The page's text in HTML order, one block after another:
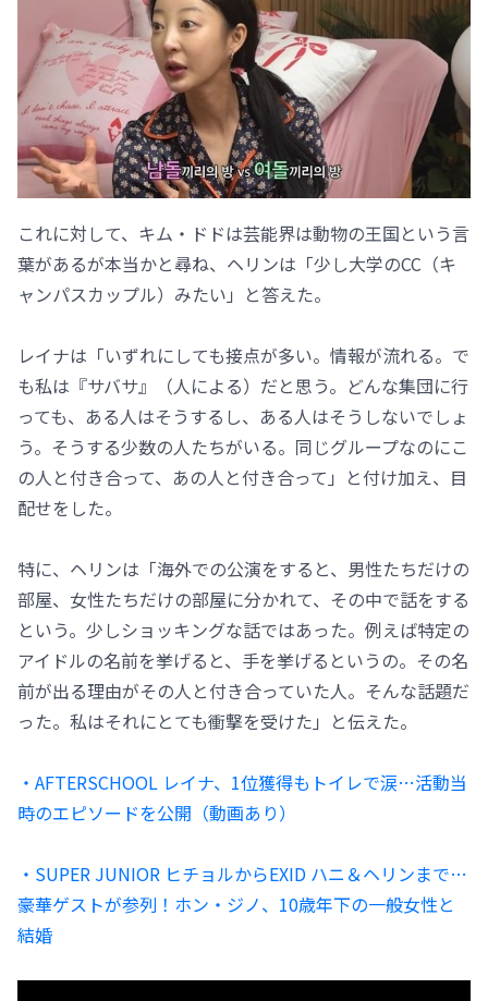
これに対して、キム・ドドは芸能界は動物の王国という言
葉があるが本当かと尋ね、ヘリンは「少し大学のCC（キ
ャンパスカップル）みたい」と答えた。
レイナは「いずれにしても接点が多い。情報が流れる。で
も私は『サバサ』（人による）だと思う。どんな集団に行
っても、ある人はそうするし、ある人はそうしないでしょ
う。そうする少数の人たちがいる。同じグループなのにこ
の人と付き合って、あの人と付き合って」と付け加え、目
配せをした。
特に、ヘリンは「海外での公演をすると、男性たちだけの
部屋、女性たちだけの部屋に分かれて、その中で話をする
という。少しショッキングな話ではあった。例えば特定の
アイドルの名前を挙げると、手を挙げるというの。その名
前が出る理由がその人と付き合っていた人。そんな話題だ
った。私はそれにとても衝撃を受けた」と伝えた。
・AFTERSCHOOL レイナ、1位獲得もトイレで涙…活動当
時のエピソードを公開（動画あり）
・SUPER JUNIOR ヒチョルからEXID ハニ＆ヘリンまで…
豪華ゲストが参列！ホン・ジノ、10歳年下の一般女性と
結婚